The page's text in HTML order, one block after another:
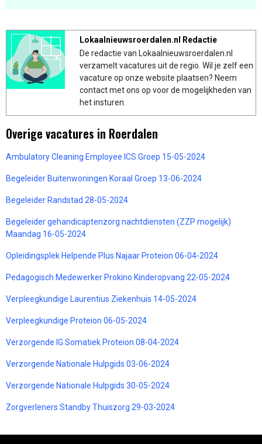
Lokaalnieuwsroerdalen.nl Redactie
De redactie van Lokaalnieuwsroerdalen.nl
verzamelt vacatures uit de regio. Wil je zelf een
vacature op onze website plaatsen? Neem
contact met ons op voor de mogelijkheden van
het insturen.
Overige vacatures in Roerdalen
Ambulatory Cleaning Employee ICS Groep 15-05-2024
Begeleider Buitenwoningen Koraal Groep 13-06-2024
Begeleider Randstad 28-05-2024
Begeleider gehandicaptenzorg nachtdiensten (ZZP mogelijk)
Maandag 16-05-2024
Opleidingsplek Helpende Plus Najaar Proteion 06-04-2024
Pedagogisch Medewerker Prokino Kinderopvang 22-05-2024
Verpleegkundige Laurentius Ziekenhuis 14-05-2024
Verpleegkundige Proteion 06-05-2024
Verzorgende IG Somatiek Proteion 08-04-2024
Verzorgende Nationale Hulpgids 03-06-2024
Verzorgende Nationale Hulpgids 30-05-2024
Zorgverleners Standby Thuiszorg 29-03-2024